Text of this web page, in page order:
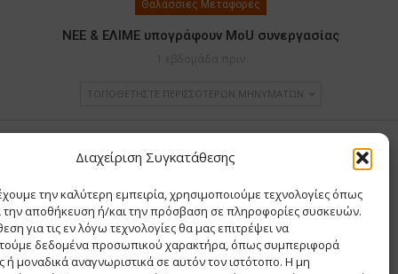
Διαχείριση Συγκατάθεσης
την καλύτερη εμπειρία, χρησιμοποιούμε τεχνολογίες όπως
την αποθήκευση ή/και την πρόσβαση σε πληροφορίες συσκευών.
για τις εν λόγω τεχνολογίες θα μας επιτρέψει να
δεδομένα προσωπικού χαρακτήρα, όπως συμπεριφορά
ή μοναδικά αναγνωριστικά σε αυτόν τον ιστότοπο. Η μη
Θαλάσσιες Μεταφορές
ΝΕΕ & ΕΛΙΜΕ υπογράφουν MoU συνεργασίας
ΤΟΠΟΘΕΤΉΣΤΕ ΠΕΡΙΣΣΌΤΕΡΩΝ ΜΗΝΥΜΆΤΩΝ
Θ ΚΑΙ ΣΙΑ ΜΟΝΟΠΡΟΣΩΠΗ ΙΚΕ